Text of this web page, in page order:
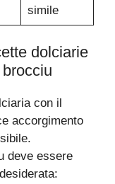
simile
dolciarie
con il
accorgimento
deve essere